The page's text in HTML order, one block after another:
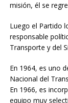
misión, él se
Luego el Partido
responsable
Transporte y del
En 1964, es uno
Nacional del
En 1966, es
equipo muy